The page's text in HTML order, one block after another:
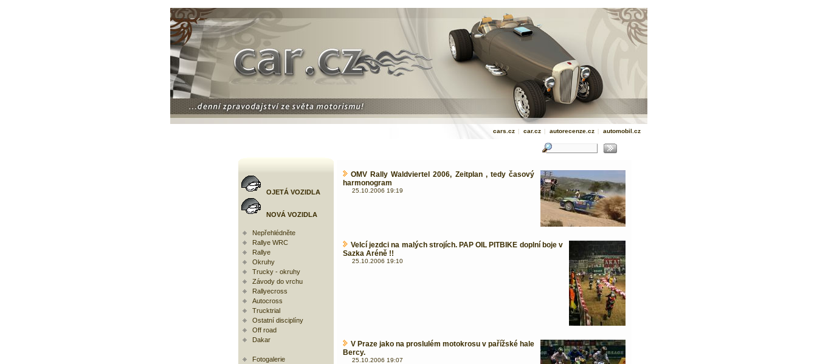
cars.cz | car.cz | autorecenze.cz | automobil.cz
OJETÁ VOZIDLA
NOVÁ VOZIDLA
Nepřehlédněte
Rallye WRC
Rallye
Okruhy
Trucky - okruhy
Závody do vrchu
Rallyecross
Autocross
Trucktrial
Ostatní disciplíny
Off road
Dakar
Fotogalerie
OMV Rally Waldviertel 2006, Zeitplan , tedy časový
harmonogram
25.10.2006 19:19
Velcí jezdci na malých strojích. PAP OIL PITBIKE doplní boje v
Sazka Aréně !!
25.10.2006 19:10
V Praze jako na proslulém motokrosu v pařížské hale
Bercy.
25.10.2006 19:07